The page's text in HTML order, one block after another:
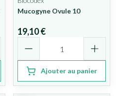
Mucogyne Ovule 10
19,10 €
Ajouter au panier